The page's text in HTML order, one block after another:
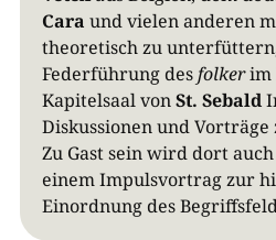
Cara und vielen anderen
theoretisch zu
Federführung desfolkerim
Kapitelsaal vonSt. Sebald
Diskussionen und Vorträge
Zu Gast sein wird dort auch
einem Impulsvortrag zur
Einordnung des